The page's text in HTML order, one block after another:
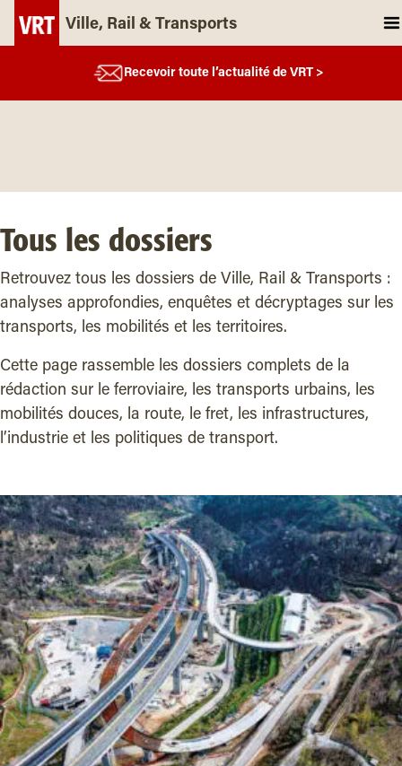
Ville, Rail & Transports
Recevoir toute l’actualité de VRT >
Tous les dossiers
Retrouvez tous les dossiers de Ville, Rail & Transports :
analyses approfondies, enquêtes et décryptages sur les
transports, les mobilités et les territoires.
Cette page rassemble les dossiers complets de la
rédaction sur le ferroviaire, les transports urbains, les
mobilités douces, la route, le fret, les infrastructures,
l’industrie et les politiques de transport.